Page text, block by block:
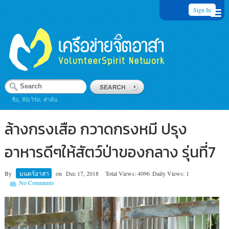
Sign In
ชื่อ, คีย์เวิร์ด, คำค้น
ล้างกรงเสือ กวาดกรงหมี ปรุง
อาหารดีๆให้สัตว์ป่าของกลาง รุ่นที่7
By มนตร์อาสา on Dec 17, 2018 Total Views: 4096 Daily Views: 1
No Comments